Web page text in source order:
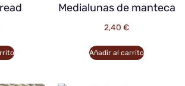
Medialunas de manteca
2,40 €
Añadir al carrito